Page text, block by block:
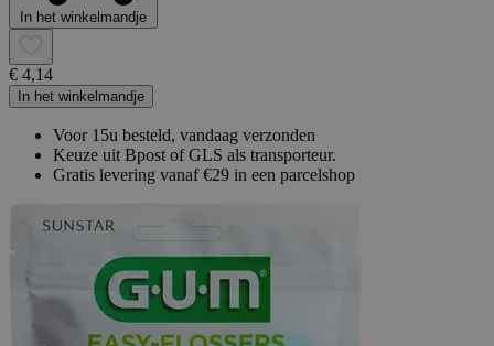
In het winkelmandje
€ 4,14
In het winkelmandje
Voor 15u besteld, vandaag verzonden
Keuze uit Bpost of GLS als transporteur.
Gratis levering vanaf €29 in een parcelshop